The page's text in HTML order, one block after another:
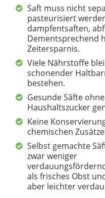
Saft muss nicht
pasteurisiert
dampfentsaften,
Dementsprechend
Zeitersparnis.
Viele Nährstoffe
schonender
bestehen.
Gesunde Säfte ohne
Haushaltszucker
Keine
chemischen
Selbst gemachte
zwar weniger
als frisches Obst
aber leichter